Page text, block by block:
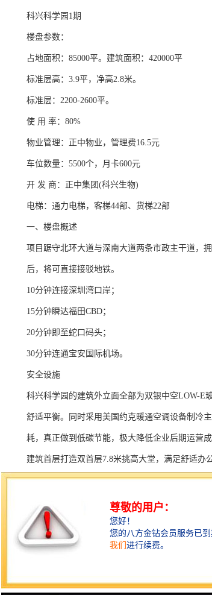
科兴科学园1期
楼盘参数：
占地面积：85000平。建筑面积：420000平
标准层高：3.9平，净高2.8米。
标准层：2200-2600平。
使 用 率：80%
物业管理：正中物业，管理费16.5元
车位数量：5500个，月卡600元
开 发 商：正中集团(科兴生物)
电梯：通力电梯，客梯44部、货梯22部
一、楼盘概述
项目踞守北环大道与深南大道两条市政主干道，
后，将可直接接驳地铁。
10分钟连接深圳湾口岸；
15分钟瞬达福田CBD；
20分钟即至蛇口码头；
30分钟连通宝安国际机场。
安全设施
科兴科学园的建筑外立面全部为双银中空LOW-E
舒适平衡。同时采用美国约克暖通空调设备制冷
耗，真正做到低碳节能，极大降低企业后期运营
建筑首层打造双首层7.8米挑高大堂，满足舒适办
物业配套
会议中心： 项目配备8个不同规格的会议厅，包
容纳50-120人的会议室。
写字楼信息 总楼层：30层建筑面积：230000m²